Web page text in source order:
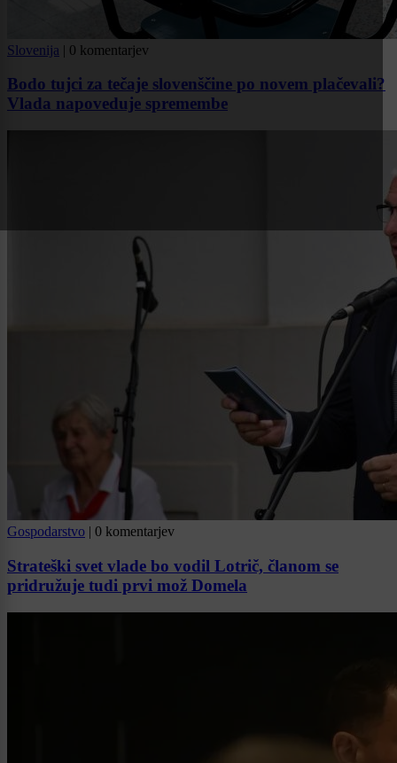
Slovenija | 0 komentarjev
Bodo tujci za tečaje slovenščine po novem plačevali?
Vlada napoveduje spremembe
Gospodarstvo | 0 komentarjev
Strateški svet vlade bo vodil Lotrič, članom se
pridružuje tudi prvi mož Domela